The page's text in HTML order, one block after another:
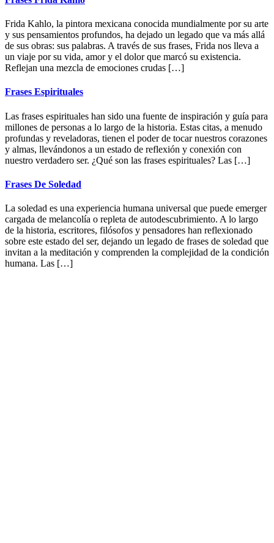
Frida Kahlo, la pintora mexicana conocida mundialmente por su arte
y sus pensamientos profundos, ha dejado un legado que va más allá
de sus obras: sus palabras. A través de sus frases, Frida nos lleva a
un viaje por su vida, amor y el dolor que marcó su existencia.
Reflejan una mezcla de emociones crudas […]
Frases Espirituales
Las frases espirituales han sido una fuente de inspiración y guía para
millones de personas a lo largo de la historia. Estas citas, a menudo
profundas y reveladoras, tienen el poder de tocar nuestros corazones
y almas, llevándonos a un estado de reflexión y conexión con
nuestro verdadero ser. ¿Qué son las frases espirituales? Las […]
Frases De Soledad
La soledad es una experiencia humana universal que puede emerger
cargada de melancolía o repleta de autodescubrimiento. A lo largo
de la historia, escritores, filósofos y pensadores han reflexionado
sobre este estado del ser, dejando un legado de frases de soledad que
invitan a la meditación y comprenden la complejidad de la condición
humana. Las […]